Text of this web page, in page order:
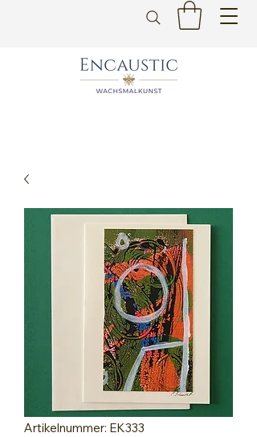
Artikelnummer: EK333